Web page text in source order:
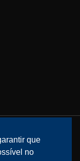
que
no
os direitos